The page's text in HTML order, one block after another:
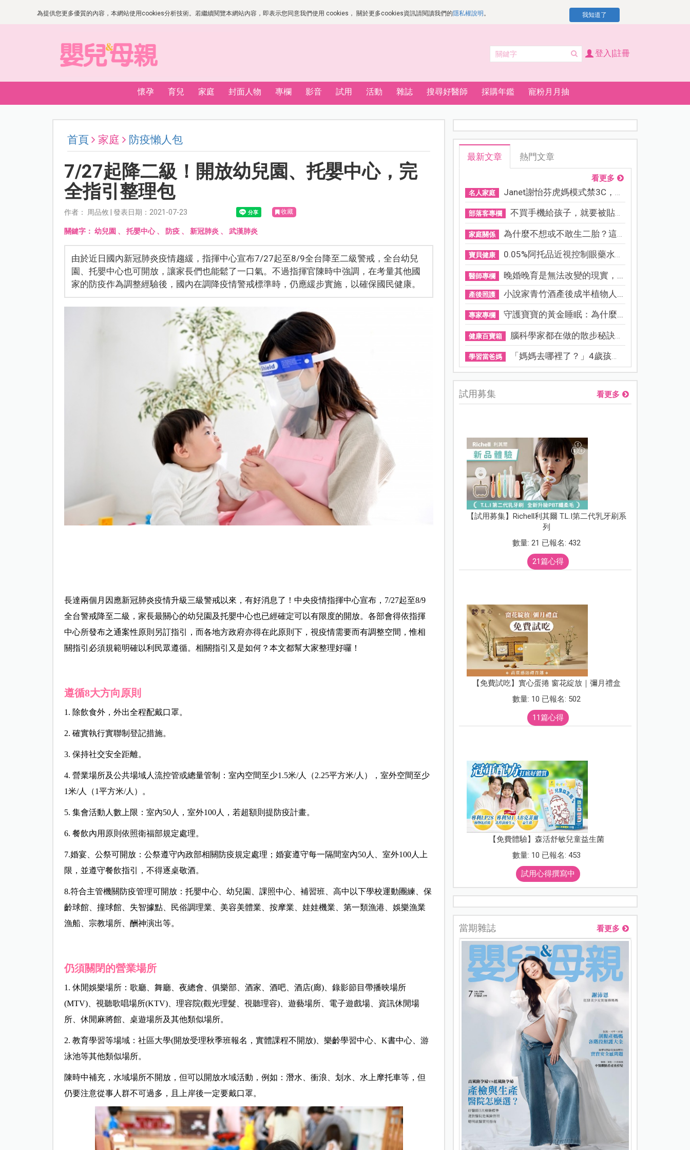
為提供您更多優質的內容，本網站使用cookies分析技術。若繼續閱覽本網站內容，即表示您同意我們使用 cookies， 關於更多cookies資訊請閱讀我們的隱私權說明 。 我知道了
登入|註冊
懷孕 育兒 家庭 封面人物 專欄 影音 試用 活動 雜誌 搜尋好醫師 採購年鑑 寵粉月月抽
首頁 家庭 防疫懶人包
7/27起降二級！開放幼兒園、托嬰中心，完
全指引整理包
作者： 周品攸 | 發表日期：2021-07-23 收藏
關鍵字： 幼兒園 、 托嬰中心、 防疫、 新冠肺炎 、 武漢肺炎
由於近日國內新冠肺炎疫情趨緩，指揮中心宣布7/27起至8/9全台降至二級警戒，全台幼兒
園、托嬰中心也可開放，讓家長們也能鬆了一口氣。不過指揮官陳時中強調，在考量其他國
家的防疫作為調整經驗後，國內在調降疫情警戒標準時，仍應緩步實施，以確保國民健康。
長達兩個月因應新冠肺炎疫情升級三級警戒以來，有好消息了！中央疫情指揮中心宣布，7/27起至8/9
全台警戒降至二級，家長最關心的幼兒園及托嬰中心也已經確定可以有限度的開放。各部會得依指揮
中心所發布之通案性原則另訂指引，而各地方政府亦得在此原則下，視疫情需要而有調整空間，惟相
關指引必須規範明確以利民眾遵循。相關指引又是如何？本文都幫大家整理好囉！
遵循8大方向原則
1. 除飲食外，外出全程配戴口罩。
2. 確實執行實聯制登記措施。
3. 保持社交安全距離。
4. 營業場所及公共場域人流控管或總量管制：室內空間至少1.5米/人（2.25平方米/人），室外空間至少
1米/人（1平方米/人）。
5. 集會活動人數上限：室內50人，室外100人，若超額則提防疫計畫。
6. 餐飲內用原則依照衛福部規定處理。
7.婚宴、公祭可開放：公祭遵守內政部相關防疫規定處理；婚宴遵守每一隔間室內50人、室外100人上
限，並遵守餐飲指引，不得逐桌敬酒。
8.符合主管機關防疫管理可開放：托嬰中心、幼兒園、課照中心、補習班、高中以下學校運動團練、保
齡球館、撞球館、失智據點、民俗調理業、美容美體業、按摩業、娃娃機業、第一類漁港、娛樂漁業
漁船、宗教場所、酬神演出等。
仍須關閉的營業場所
1. 休閒娛樂場所：歌廳、舞廳、夜總會、俱樂部、酒家、酒吧、酒店(廊)、錄影節目帶播映場所
(MTV)、視聽歌唱場所(KTV)、理容院(觀光理髮、視聽理容)、遊藝場所、電子遊戲場、資訊休閒場
所、休閒麻將館、桌遊場所及其他類似場所。
2. 教育學習等場域：社區大學(開放受理秋季班報名，實體課程不開放)、樂齡學習中心、K書中心、游
泳池等其他類似場所。
陳時中補充，水域場所不開放，但可以開放水域活動，例如：潛水、衝浪、划水、水上摩托車等，但
仍要注意從事人群不可過多，且上岸後一定要戴口罩。
最新文章 熱門文章
看更多
名人家庭 Janet謝怡芬虎媽模式禁3C，看...
部落客專欄 不買手機給孩子，就要被貼「...
家庭關係 為什麼不想或不敢生二胎？這8...
寶貝健康 0.05%阿托品近視控制眼藥水納...
醫師專欄 晚婚晚育是無法改變的現實，...
產後照護 小說家青竹酒產後成半植物人...
專家專欄 守護寶寶的黃金睡眠：為什麼...
健康百寶箱 腦科學家都在做的散步秘訣！...
學習當爸媽 「媽媽去哪裡了？」4歲孩子還...
試用募集 看更多
【試用募集】Richell利其爾 T.L.I第二代乳牙刷系
列
數量: 21 已報名: 432
21篇心得
【免費試吃】實心蛋捲 窗花綻放｜彌月禮盒
數量: 10 已報名: 502
11篇心得
【免費體驗】森活舒敏兒童益生菌
數量: 10 已報名: 453
試用心得撰寫中
當期雜誌 看更多